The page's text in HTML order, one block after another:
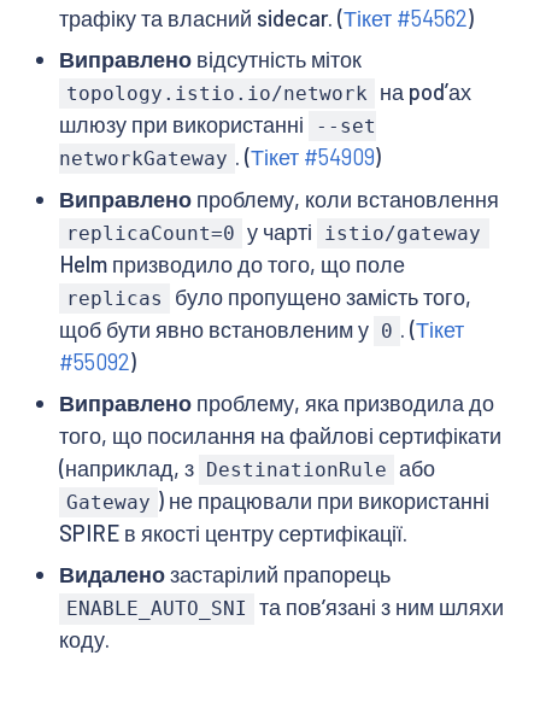
трафіку та власний sidecar. (Тікет #54562)
Виправленовідсутність міток
topology.istio.io/network
на pod’ах
шлюзу при використанні
--set
networkGateway . (Тікет #54909)
Виправленопроблему, коли встановлення
replicaCount=0 у чарті istio/gateway
Helm призводило до того, що поле
replicas
було пропущено замість того,
щоб бути явно встановленим у 0 . (Тікет
#55092)
Виправленопроблему, яка призводила до
того, що посилання на файлові сертифікати
(наприклад, з DestinationRule або
Gateway ) не працювали при використанні
SPIRE в якості центру сертифікації.
Видаленозастарілий прапорець
ENABLE_AUTO_SNI
та повʼязані з ним шляхи
коду.